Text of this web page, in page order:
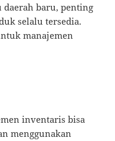
baru, penting
selalu tersedia.
manajemen
inventaris bisa
menggunakan